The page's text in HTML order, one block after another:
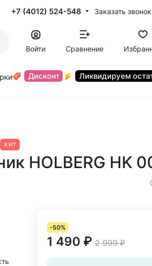
+7 (4012) 524-548 Заказать звонок
Войти Сравнение
Дисконт Ликвидируем
ХИТ
HOLBERG HK
-50%
1 490 ₽ 2 999 ₽